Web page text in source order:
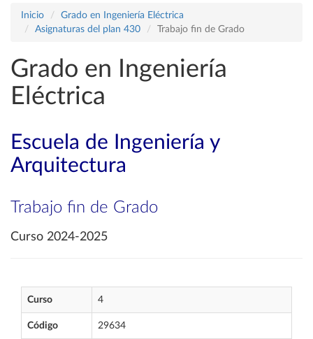
Inicio
Grado en Ingeniería Eléctrica
Asignaturas del plan 430
Trabajo fin de Grado
Grado en Ingeniería
Eléctrica
Escuela de Ingeniería y
Arquitectura
Trabajo fin de Grado
Curso 2024-2025
Curso 4
Código 29634